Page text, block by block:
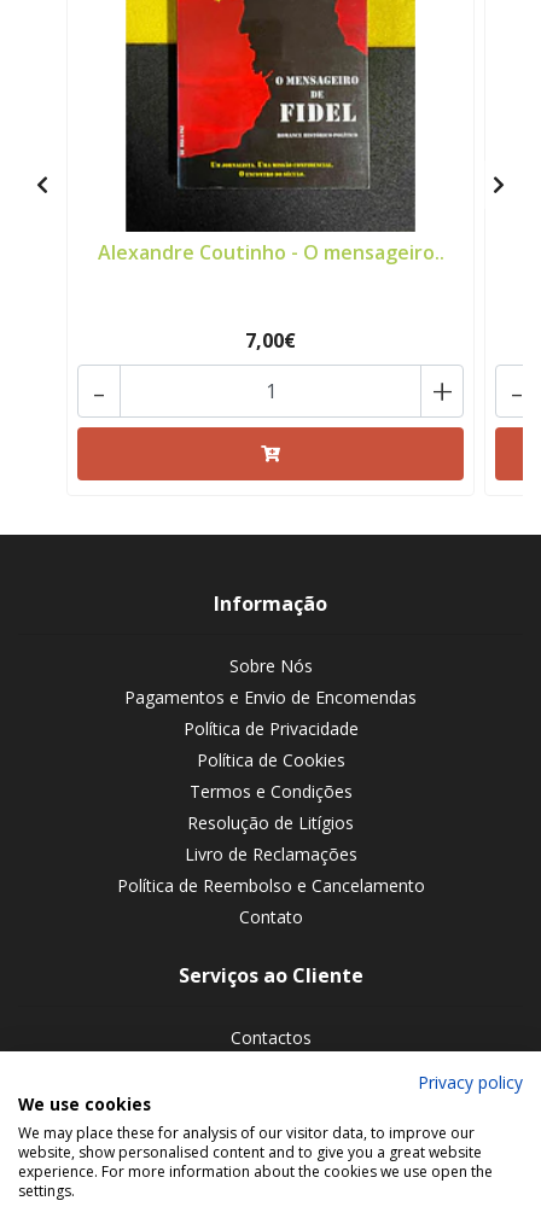
Alexandre Coutinho - O mensageiro..
7,00€
+
- -
Informação
Sobre Nós
Pagamentos e Envio de Encomendas
Política de Privacidade
Política de Cookies
Termos e Condições
Resolução de Litígios
Livro de Reclamações
Política de Reembolso e Cancelamento
Contato
Serviços ao Cliente
Contactos
Siga-nos nas redes sociais
Privacy policy
We use cookies
We may place these for analysis of our visitor data, to improve our
website, show personalised content and to give you a great website
experience. For more information about the cookies we use open the
settings.